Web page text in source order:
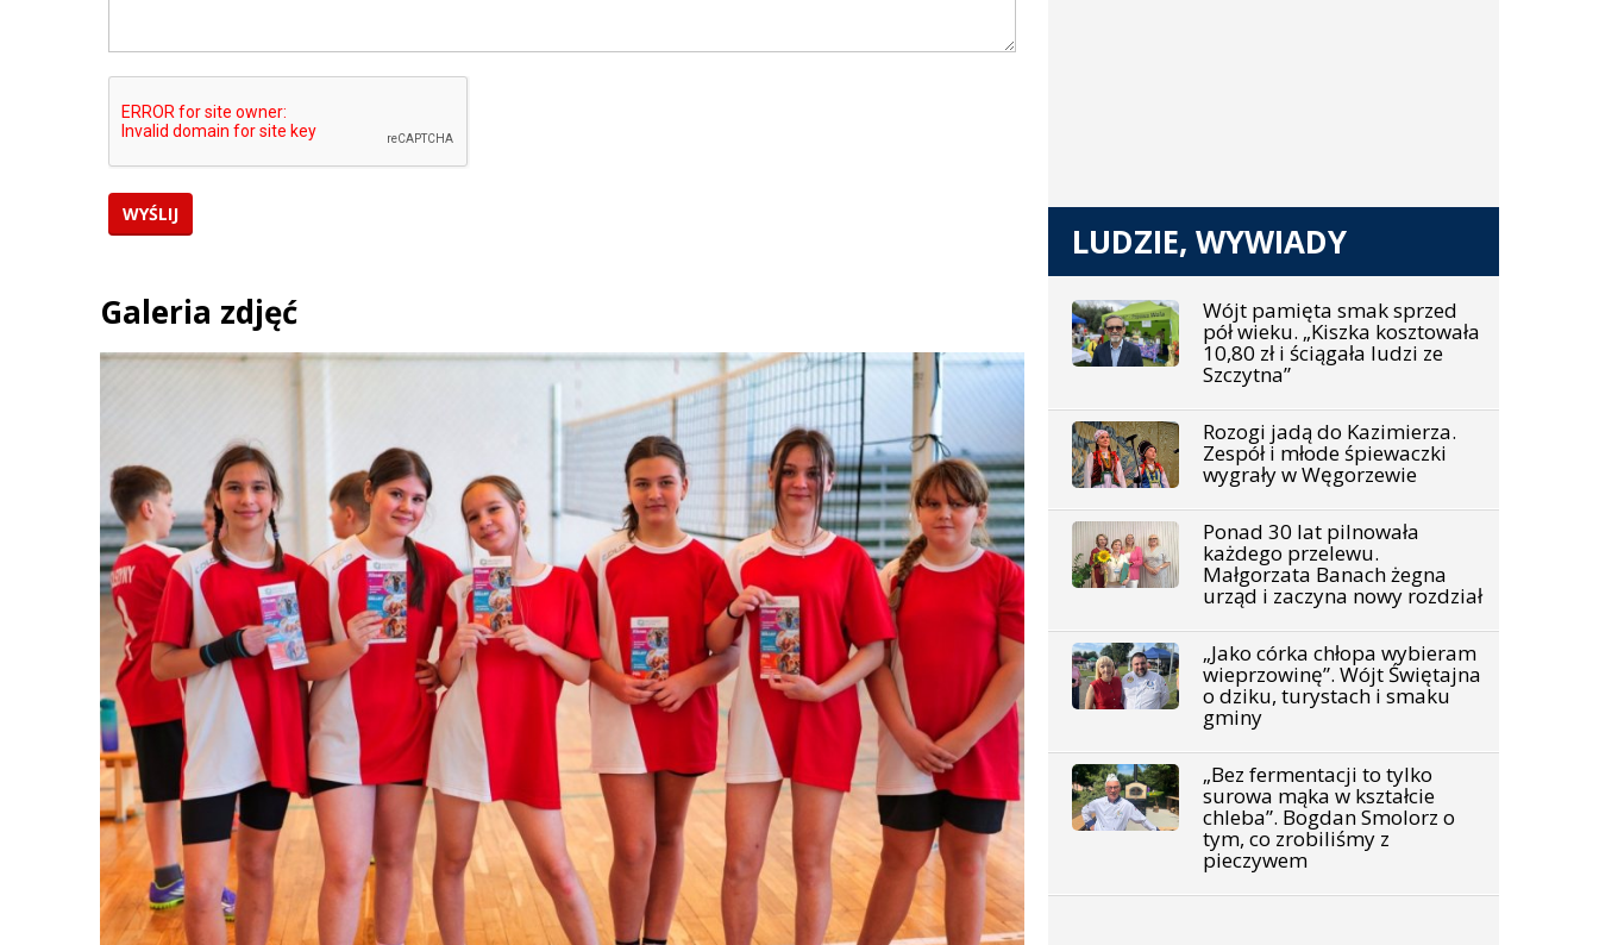
Galeria zdjęć
LUDZIE, WYWIADY
Wójt pamięta smak sprzed
pół wieku. „Kiszka kosztowała
10,80 zł i ściągała ludzi ze
Szczytna”
Rozogi jadą do Kazimierza.
Zespół i młode śpiewaczki
wygrały w Węgorzewie
Ponad 30 lat pilnowała
każdego przelewu.
Małgorzata Banach żegna
urząd i zaczyna nowy rozdział
„Jako córka chłopa wybieram
wieprzowinę”. Wójt Świętajna
o dziku, turystach i smaku
gminy
„Bez fermentacji to tylko
surowa mąka w kształcie
chleba”. Bogdan Smolorz o
tym, co zrobiliśmy z
pieczywem